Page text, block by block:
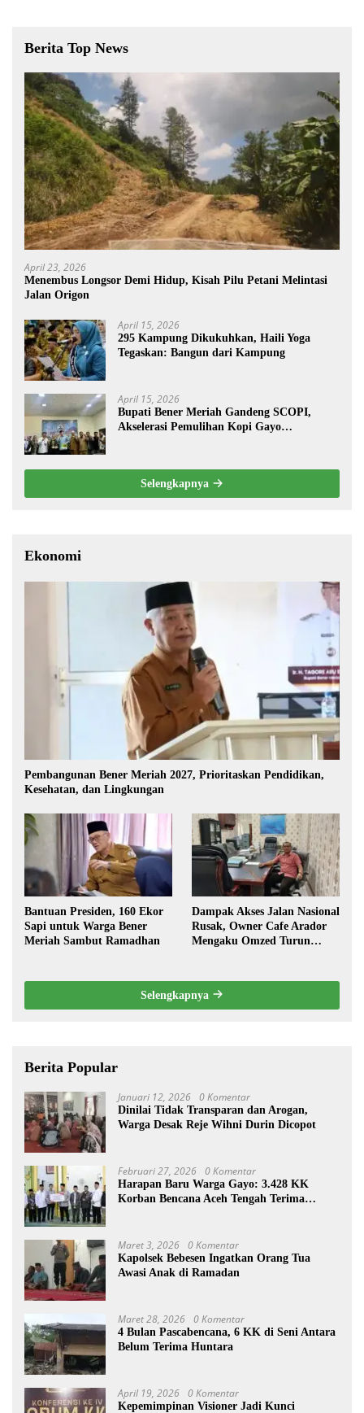
Berita Top News
April 23, 2026
Menembus Longsor Demi Hidup, Kisah Pilu Petani Melintasi
Jalan Origon
April 15, 2026
295 Kampung Dikukuhkan, Haili Yoga
Tegaskan: Bangun dari Kampung
April 15, 2026
Bupati Bener Meriah Gandeng SCOPI,
Akselerasi Pemulihan Kopi Gayo
Selengkapnya
Ekonomi
Pembangunan Bener Meriah 2027, Prioritaskan Pendidikan,
Kesehatan, dan Lingkungan
Bantuan Presiden, 160 Ekor
Sapi untuk Warga Bener
Meriah Sambut Ramadhan
Dampak Akses Jalan Nasional
Rusak, Owner Cafe Arador
Mengaku Omzed Turun
Selengkapnya
Berita Popular
Januari 12, 2026 0 Komentar
Dinilai Tidak Transparan dan Arogan,
Warga Desak Reje Wihni Durin Dicopot
Februari 27, 2026 0 Komentar
Harapan Baru Warga Gayo: 3.428 KK
Korban Bencana Aceh Tengah Terima
Maret 3, 2026 0 Komentar
Kapolsek Bebesen Ingatkan Orang Tua
Awasi Anak di Ramadan
Maret 28, 2026 0 Komentar
4 Bulan Pascabencana, 6 KK di Seni Antara
Belum Terima Huntara
April 19, 2026 0 Komentar
Kepemimpinan Visioner Jadi Kunci